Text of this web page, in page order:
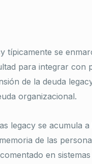
típicamente se
para integrar con
de la deuda
organizacional.
legacy se acumula
de las
en